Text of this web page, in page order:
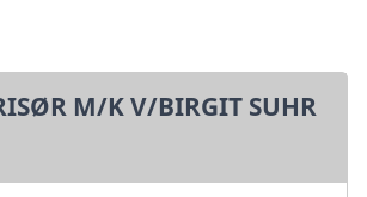
M/K V/BIRGIT SUHR